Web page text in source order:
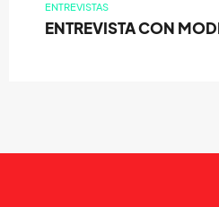
ENTREVISTAS
ENTREVISTA CON